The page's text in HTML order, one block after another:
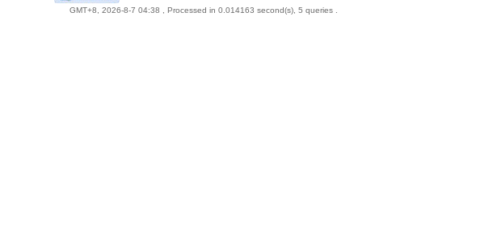
GMT+8, 2026-8-7 04:38 , Processed in 0.014163 second(s), 5 queries .